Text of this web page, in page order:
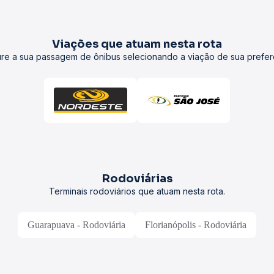
Viações que atuam nesta rota
a sua passagem de ônibus selecionando a viação de sua
Rodoviárias
Terminais rodoviários que atuam nesta rota.
Guarapuava - Rodoviária Florianópolis - Rodoviária